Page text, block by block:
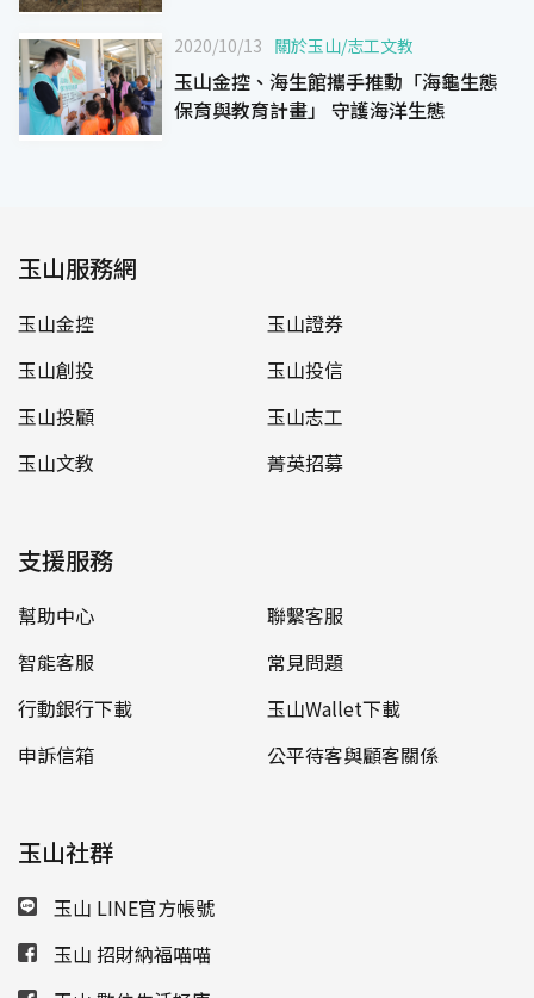
2020/10/13 關於玉山/志工文教
玉山金控、海生館攜手推動「海龜生態
保育與教育計畫」 守護海洋生態
玉山服務網
玉山金控
玉山證券
玉山創投
玉山投信
玉山投顧
玉山志工
玉山文教
菁英招募
支援服務
幫助中心
聯繫客服
智能客服
常見問題
行動銀行下載
玉山Wallet下載
申訴信箱
公平待客與顧客關係
玉山社群
玉山 LINE官方帳號
玉山 招財納福喵喵